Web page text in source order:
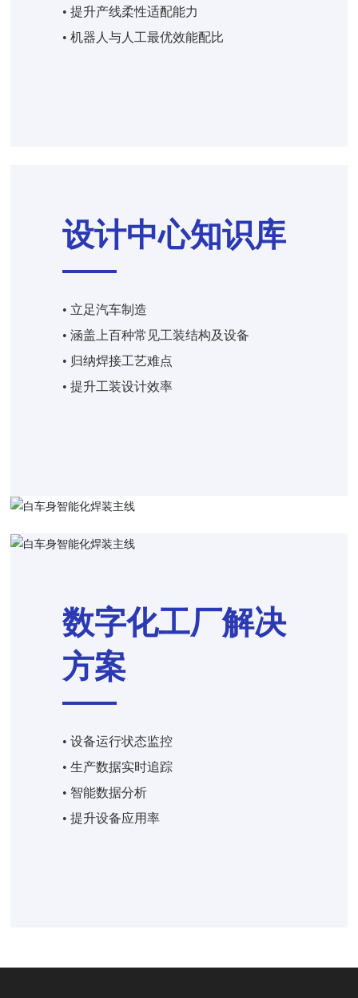
• 提升产线柔性适配能力
• 机器人与人工最优效能配比
设计中心知识库
• 立足汽车制造
• 涵盖上百种常见工装结构及设备
• 归纳焊接工艺难点
• 提升工装设计效率
数字化工厂解决
方案
• 设备运行状态监控
• 生产数据实时追踪
• 智能数据分析
• 提升设备应用率